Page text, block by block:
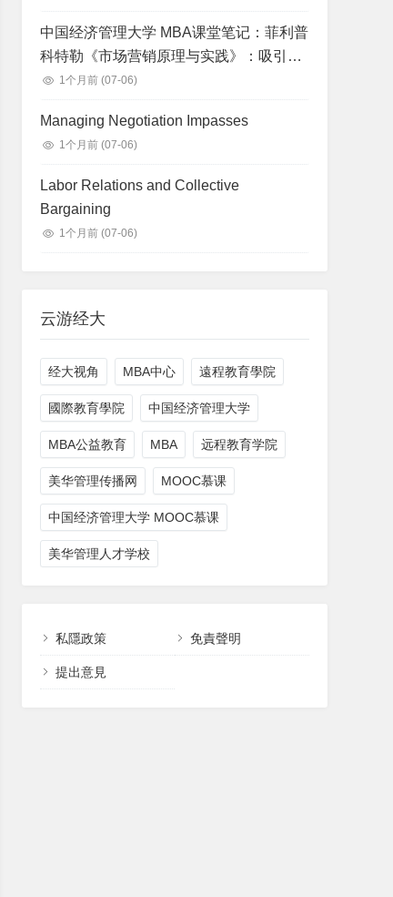
中国经济管理大学 MBA课堂笔记：菲利普
科特勒《市场营销原理与实践》：吸引消
费者和沟通顾客价值：整合营销沟通战略
1个月前 (07-06)
Managing Negotiation Impasses
1个月前 (07-06)
Labor Relations and Collective
Bargaining
1个月前 (07-06)
云游经大
经大视角 MBA中心 遠程教育學院
國際教育學院 中国经济管理大学
MBA公益教育 MBA 远程教育学院
美华管理传播网 MOOC慕课
中国经济管理大学 MOOC慕课
美华管理人才学校
私隱政策 免責聲明
提出意見